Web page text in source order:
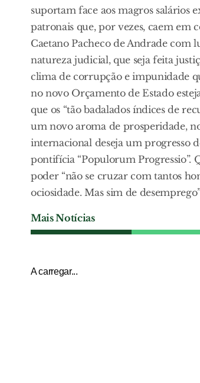
suportam face aos magros salários
patronais que, por vezes, caem em
Caetano Pacheco de Andrade com
natureza judicial, que seja feita
clima de corrupção e impunidade
no novo Orçamento de Estado
que os “tão badalados índices de
um novo aroma de prosperidade,
internacional deseja um progresso
pontifícia “Populorum Progressio”.
poder “não se cruzar com tantos
ociosidade. Mas sim de
Mais Notícias
A carregar...